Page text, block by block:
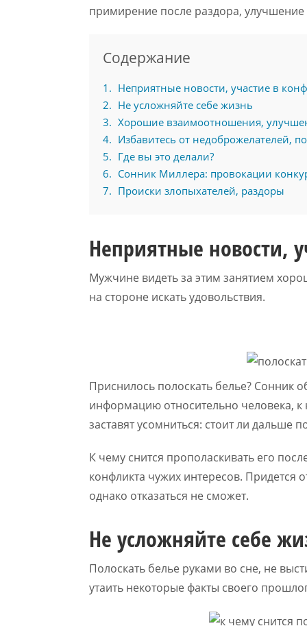
примирение после раздора, улучшение
Содержание
1
Неприятные новости, участие в
2
Не усложняйте себе жизнь
3
Хорошие взаимоотношения,
4
Избавитесь от недоброжелателей,
5
Где вы это делали?
6
Сонник Миллера: провокации
7
Происки злопыхателей, раздоры
Неприятные новости,
Мужчине видеть за этим занятием
на стороне искать удовольствия.
Приснилось полоскать белье? Сонник
информацию относительно человека, к
заставят усомниться: стоит ли дальше
К чему снится прополаскивать его
конфликта чужих интересов. Придется
однако отказаться не сможет.
Не усложняйте себе
Полоскать белье руками во сне, не
утаить некоторые факты своего